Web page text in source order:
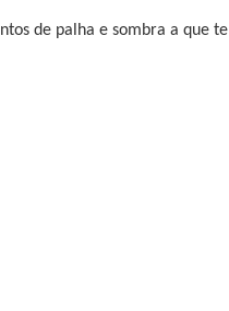
de palha e sombra a que te